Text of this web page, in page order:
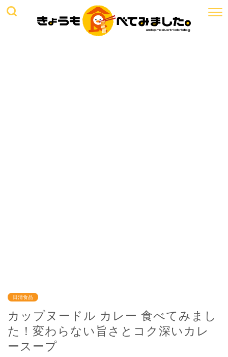
日清食品
カップヌードル カレー 食べてみまし
た！変わらない旨さとコク深いカレ
ースープ